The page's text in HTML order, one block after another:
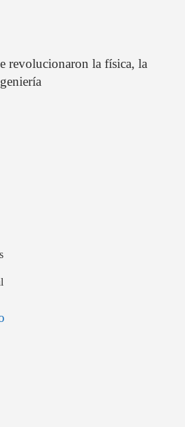
revolucionaron la física, la